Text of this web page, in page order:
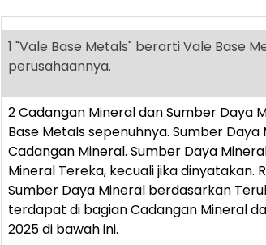
1 "Vale Base Metals" berarti Vale Base
perusahaannya.
2Cadangan Mineral dan Sumber Daya
Base Metals sepenuhnya. Sumber
Cadangan Mineral. Sumber Daya
Mineral Tereka, kecuali jika dinyatakan.
Sumber Daya Mineral berdasarkan
terdapat di bagian Cadangan Mineral
2025 di bawah ini.